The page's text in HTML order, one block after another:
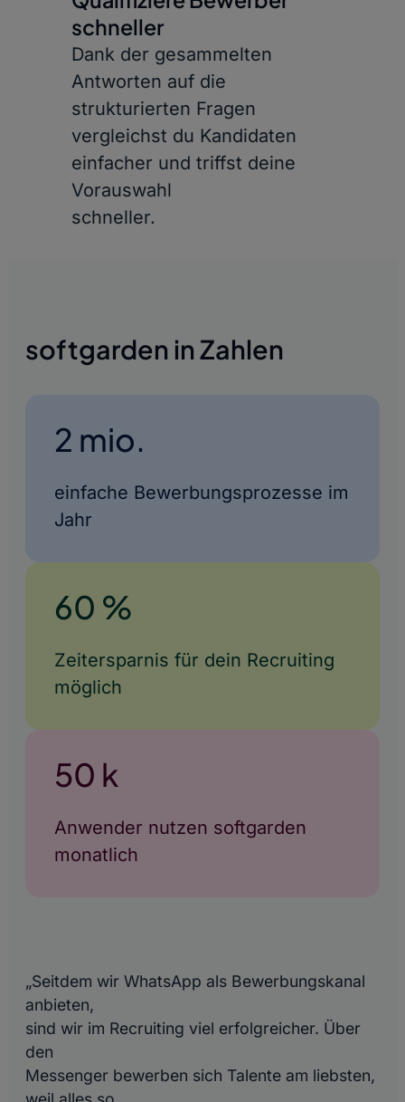
schneller
Dank der gesammelten
Antworten auf die
strukturierten Fragen
vergleichst du Kandidaten
einfacher und triffst deine
Vorauswahl
schneller.
softgarden in Zahlen
2 mio.
einfache Bewerbungsprozesse im
Jahr
60 %
Zeitersparnis für dein Recruiting
möglich
50 k
Anwender nutzen softgarden
monatlich
„Seitdem wir WhatsApp als Bewerbungskanal
anbieten,
sind wir im Recruiting viel erfolgreicher. Über
den
Messenger bewerben sich Talente am liebsten,